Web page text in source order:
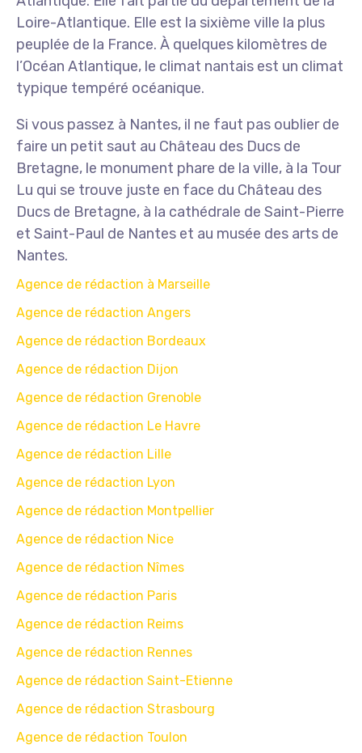
Loire-Atlantique. Elle est la sixième ville la plus
peuplée de la France. À quelques kilomètres de
l’Océan Atlantique, le climat nantais est un climat
typique tempéré océanique.
Si vous passez à Nantes, il ne faut pas oublier de
faire un petit saut au Château des Ducs de
Bretagne, le monument phare de la ville, à la Tour
Lu qui se trouve juste en face du Château des
Ducs de Bretagne, à la cathédrale de Saint-Pierre
et Saint-Paul de Nantes et au musée des arts de
Nantes.
Agence de rédaction à Marseille
Agence de rédaction Angers
Agence de rédaction Bordeaux
Agence de rédaction Dijon
Agence de rédaction Grenoble
Agence de rédaction Le Havre
Agence de rédaction Lille
Agence de rédaction Lyon
Agence de rédaction Montpellier
Agence de rédaction Nice
Agence de rédaction Nîmes
Agence de rédaction Paris
Agence de rédaction Reims
Agence de rédaction Rennes
Agence de rédaction Saint-Etienne
Agence de rédaction Strasbourg
Agence de rédaction Toulon